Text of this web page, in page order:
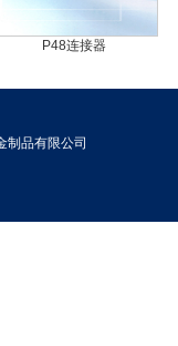
P48连接器
制品有限公司